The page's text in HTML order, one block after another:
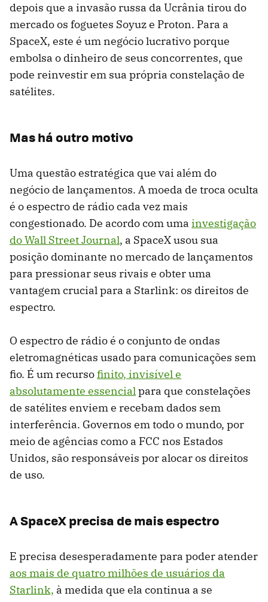
depois que a invasão russa da Ucrânia tirou do
mercado os foguetes Soyuz e Proton. Para a
SpaceX, este é um negócio lucrativo porque
embolsa o dinheiro de seus concorrentes, que
pode reinvestir em sua própria constelação de
satélites.
Mas há outro motivo
Uma questão estratégica que vai além do
negócio de lançamentos. A moeda de troca oculta
é o espectro de rádio cada vez mais
congestionado. De acordo com uma investigação
do Wall Street Journal, a SpaceX usou sua
posição dominante no mercado de lançamentos
para pressionar seus rivais e obter uma
vantagem crucial para a Starlink: os direitos de
espectro.
O espectro de rádio é o conjunto de ondas
eletromagnéticas usado para comunicações sem
fio. É um recursofinito, invisível e
absolutamente essencialpara que constelações
de satélites enviem e recebam dados sem
interferência. Governos em todo o mundo, por
meio de agências como a FCC nos Estados
Unidos, são responsáveis por alocar os direitos
de uso.
A SpaceX precisa de mais espectro
E precisa desesperadamente para poder atender
aos mais de quatro milhões de usuários da
Starlink, à medida que ela continua a se